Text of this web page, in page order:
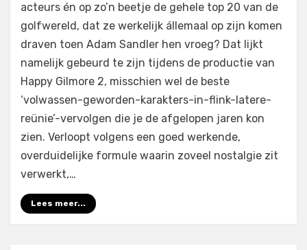
acteurs én op zo’n beetje de gehele top 20 van de
golfwereld, dat ze werkelijk állemaal op zijn komen
draven toen Adam Sandler hen vroeg? Dat lijkt
namelijk gebeurd te zijn tijdens de productie van
Happy Gilmore 2, misschien wel de beste
‘volwassen-geworden-karakters-in-flink-latere-
reünie’-vervolgen die je de afgelopen jaren kon
zien. Verloopt volgens een goed werkende,
overduidelijke formule waarin zoveel nostalgie zit
verwerkt,…
Lees meer...